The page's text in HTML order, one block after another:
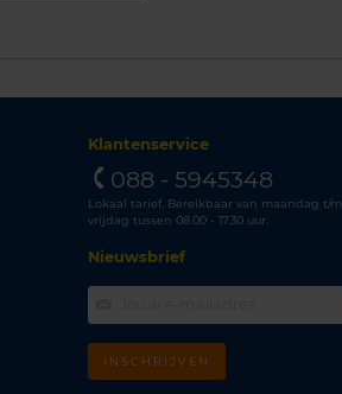
Klantenservice
088 - 5945348
Lokaal tarief. Bereikbaar van maandag t/m
vrijdag tussen 08.00 - 17.30 uur.
Nieuwsbrief
INSCHRIJVEN